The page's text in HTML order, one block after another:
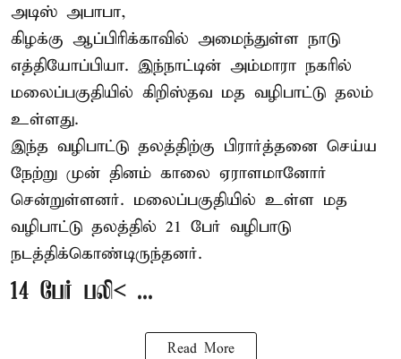
அடிஸ் அபாபா,
கிழக்கு ஆப்பிரிக்காவில் அமைந்துள்ள நாடு
எத்தியோப்பியா. இந்நாட்டின் அம்மாரா நகரில்
மலைப்பகுதியில் கிறிஸ்தவ மத வழிபாட்டு தலம்
உள்ளது.
இந்த வழிபாட்டு தலத்திற்கு பிரார்த்தனை செய்ய
நேற்று முன் தினம் காலை ஏராளமானோர்
சென்றுள்ளனர். மலைப்பகுதியில் உள்ள மத
வழிபாட்டு தலத்தில் 21 பேர் வழிபாடு
நடத்திக்கொண்டிருந்தனர்.
14 பேர் பலி< ...
Read More